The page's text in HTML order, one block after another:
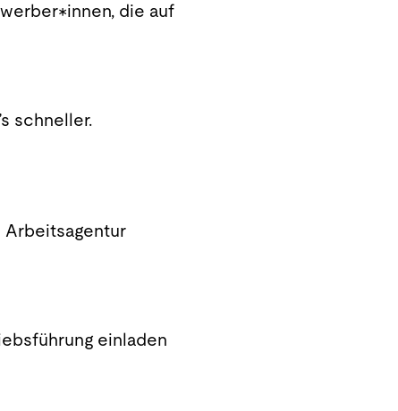
die auf
schneller.
Arbeitsagentur
einladen